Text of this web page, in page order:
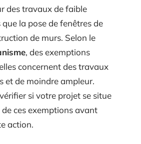
des travaux de faible
la pose de fenêtres de
de murs. Selon le
, des exemptions
concernent des travaux
et de moindre ampleur.
si votre projet se situe
ces exemptions avant
action.